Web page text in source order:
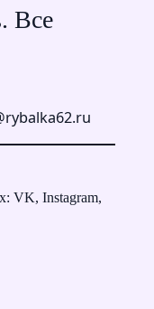
Все
VK, Instagram,